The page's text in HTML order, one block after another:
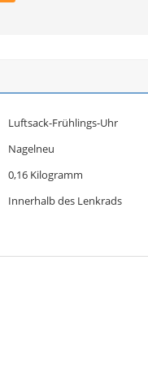
Luftsack-Frühlings-Uhr
Nagelneu
0,16 Kilogramm
Innerhalb des Lenkrads